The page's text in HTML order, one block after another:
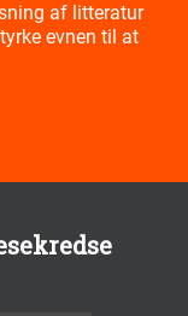
af litteratur
evnen til at